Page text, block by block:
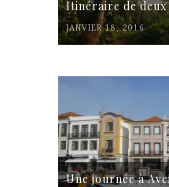
Itinéraire de deux
JANVIER 18, 2016
Une journée à